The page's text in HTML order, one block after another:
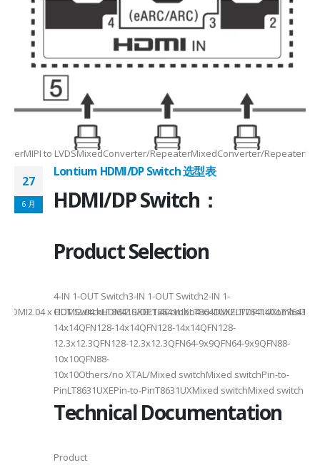
Max2.5Gbps MaxLanes/Port××1/2/3/4configurable1/2/3/
for CSI×TTL××××24bit RGBBT656/BT112024bit RGBBT656/
x HDMI2.04 x HDMI2.04 xHDMI2.0/DP1.4Combo4 xHDMI2.1/
Max148.5MHz Max×200MHz Max154MHz Max297MHz
Max2.5Gbps Max×Lanes/Port1/2/3/4configurable1/2/3/
to LVDSMixedConverter/RepeaterMixedConverter/
27
6 月
Lontium HDMI/DP Switch 选型表
HDMI/DP Switch：
Product Selection
4-IN 1-OUT Switch3-IN 1-OUT Switch2-IN 1-
OUT
14x14QFN128-14x14QFN128-14x14QFN128-
12.3x12.3QFN128-12.3x12.3QFN64-9x9QFN64-9x9QFN88-
10x10QFN88-
10x10Others/no XTAL/Mixed switchMixed switchPin-to-
PinLT8631UXEPin-to-PinT8631UXMixed switchMixed switch
Technical Documentation
Product